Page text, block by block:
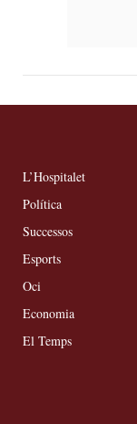
L’Hospitalet
Política
Successos
Esports
Oci
Economia
El Temps